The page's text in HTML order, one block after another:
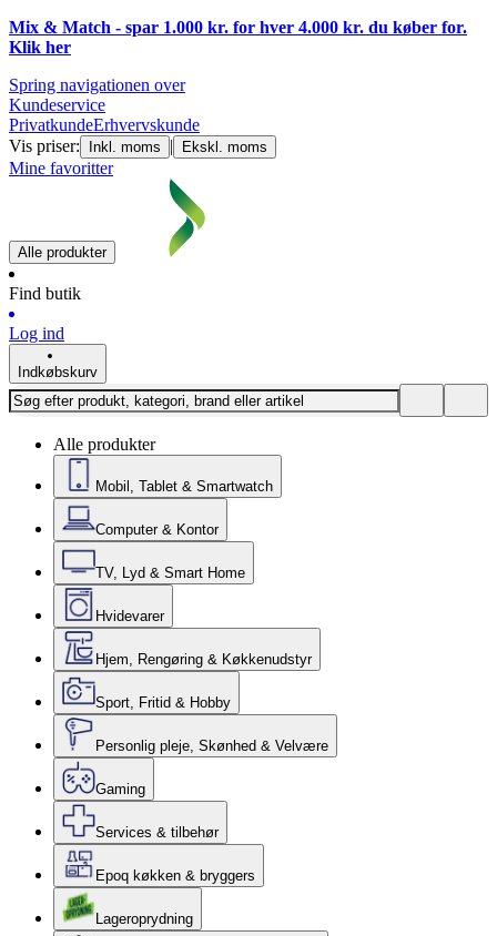
Mix & Match - spar 1.000 kr. for hver 4.000 kr. du køber for.
Klik her
Spring navigationen over
Kundeservice
PrivatkundeErhvervskunde
Vis priser:
Inkl. moms | Ekskl. moms
Mine favoritter
Alle produkter
Find butik
Log ind
Indkøbskurv
Alle produkter
Mobil, Tablet & Smartwatch
Computer & Kontor
TV, Lyd & Smart Home
Hvidevarer
Hjem, Rengøring & Køkkenudstyr
Sport, Fritid & Hobby
Personlig pleje, Skønhed & Velvære
Gaming
Services & tilbehør
Epoq køkken & bryggers
Lageroprydning